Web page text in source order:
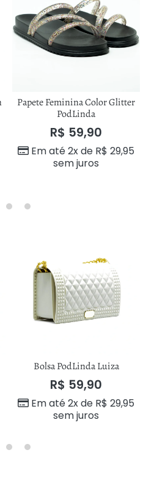
Papete Feminina Color Glitter
PodLinda
R$ 59,90
Em até 2x de R$ 29,95
sem juros
Bolsa PodLinda Luiza
R$ 59,90
Em até 2x de R$ 29,95
sem juros